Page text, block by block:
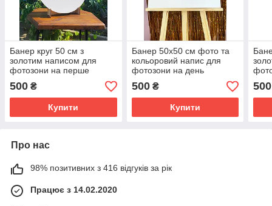
Банер круг 50 см з
золотим написом для
фотозони на перше
причастя
500 ₴
Купити
Банер 50х50 см фото та
кольоровий напис для
фотозони на день
народження
500₴
Купити
500
Про нас
98% позитивних з 416 відгуків за рік
Працює з 14.02.2020